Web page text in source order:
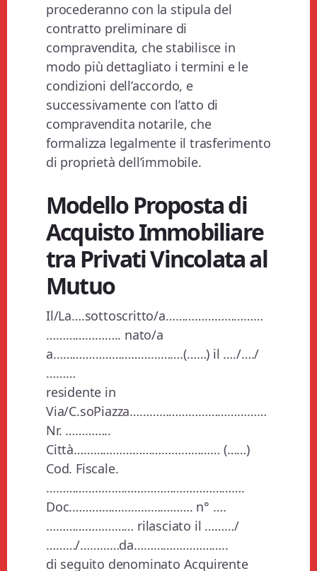
procederanno con la stipula del
contratto preliminare di
compravendita, che stabilisce in
modo più dettagliato i termini e le
condizioni dell’accordo, e
successivamente con l’atto di
compravendita notarile, che
formalizza legalmente il trasferimento
di proprietà dell’immobile.
Modello Proposta di
Acquisto Immobiliare
tra Privati Vincolata al
Mutuo
Il/La….sottoscritto/a…………………………
………………….. nato/a
a………………………………….(……) il …./…./
………
residente in
Via/C.soPiazza……………………………………
Nr. …………..
Città……………………………………… (……)
Cod. Fiscale.
…………………………………………………….
Doc.………………………………. n° ….
……………………… rilasciato il ………/
………/…………da………………………..
di seguito denominato Acquirente